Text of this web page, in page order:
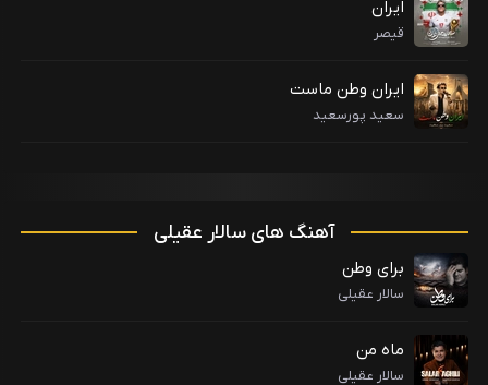
ایران
قیصر
ایران وطن ماست
سعید پورسعید
آهنگ های سالار عقیلی
برای وطن
سالار عقیلی
ماه من
سالار عقیلی